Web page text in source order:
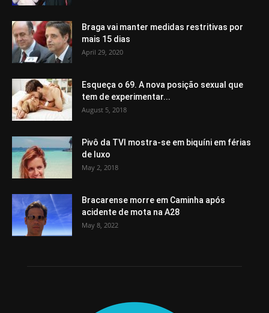
Braga vai manter medidas restritivas por
mais 15 dias
April 29, 2020
Esqueça o 69. A nova posição sexual que
tem de experimentar...
August 5, 2018
Pivô da TVI mostra-se em biquíni em férias
de luxo
May 2, 2018
Bracarense morre em Caminha após
acidente de mota na A28
May 8, 2022